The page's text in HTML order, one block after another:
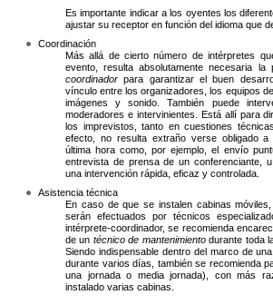
Es importante indicar a los oyentes los
ajustar su receptor en función del idioma que
Coordinación
Más allá de cierto número de intérpretes
evento, resulta absolutamente necesaria
coordinador para garantizar el buen
vínculo entre los organizadores, los equipos
imágenes y sonido. También puede
moderadores e intervinientes. Está allí para
los imprevistos, tanto en cuestiones
efecto, no resulta extraño verse obligado
última hora como, por ejemplo,el envío
entrevista de prensa de un conferenciante,
una intervención rápida, eficaz y controlada.
Asistencia técnica
En caso de que se instalen cabinas
serán efectuados por técnicos
intérprete-coordinador, se recomienda
de un técnico de mantenimientodurante toda
Siendo indispensable dentro del marco de
durante varios días, también se recomienda
una jornada o media jornada), con más
instalado varias cabinas.